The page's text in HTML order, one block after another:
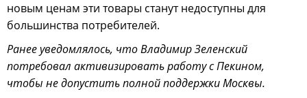
новым ценам эти товары станут недоступны для
большинства потребителей.
Ранее уведомлялось, что Владимир Зеленский
потребовал активизировать работу с Пекином,
чтобы не допустить полной поддержки Москвы.